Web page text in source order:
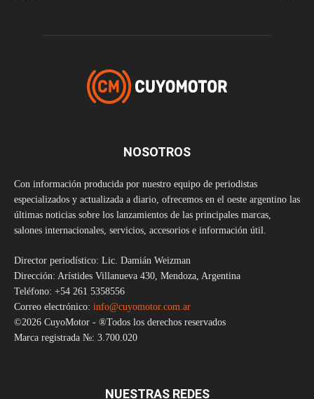
NOSOTROS
Con información producida por nuestro equipo de periodistas
especializados y actualizada a diario, ofrecemos en el oeste argentino las
últimas noticias sobre los lanzamientos de las principales marcas,
salones internacionales, servicios, accesorios e información útil.
Director periodístico: Lic. Damián Weizman
Dirección: Arístides Villanueva 430, Mendoza, Argentina
Teléfono: +54 261 5358556
Correo electrónico: info@cuyomotor.com.ar
©2026 CuyoMotor - ®Todos los derechos reservados
Marca registrada №: 3.700.020
NUESTRAS REDES